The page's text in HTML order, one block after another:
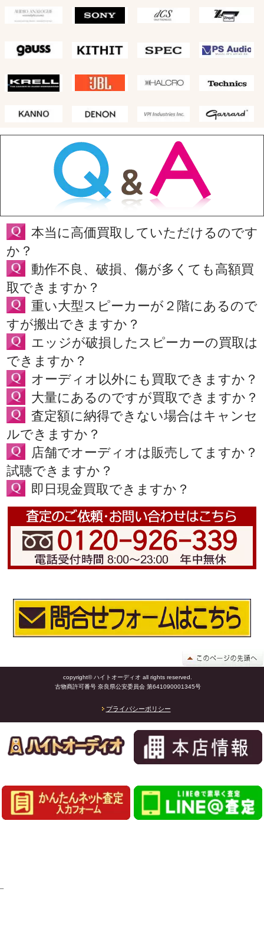
本当に高価買取していただけるのです
か？
動作不良、破損、傷が多くても高額買
取できますか？
重い大型スピーカーが２階にあるので
すが搬出できますか？
エッジが破損したスピーカーの買取は
できますか？
オーディオ以外にも買取できますか？
大量にあるのですが買取できますか？
査定額に納得できない場合はキャンセ
ルできますか？
店舗でオーディオは販売してますか？
試聴できますか？
即日現金買取できますか？
copyright© ハイトオーディオ all rights reserved.
古物商許可番号 奈良県公安委員会 第641090001345号
プライバシーポリシー